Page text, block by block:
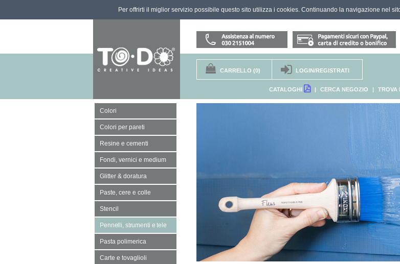
Per offrirti il miglior servizio possibile questo sito utilizza i cookies. Continuando la navigazione nel
CARRELLO (0) LOGIN/REGISTRATI
CATALOGHI | CERCA NEGOZIO | TROVA
Colori
Colori per pareti
Resine e cementi
Fondi, vernici e medium
Glitter & doratura
Paste, cere e colle
Stencil
Pennelli, strumenti e tele
Pasta polimerica
Carte e tovaglioli